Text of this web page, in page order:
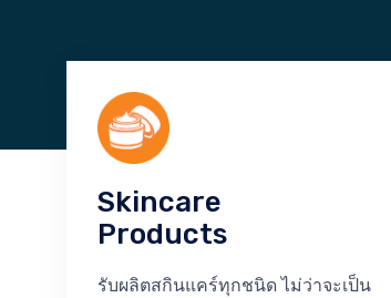
Skincare
Products
รับผลิตสกินแคร์ทุกชนิด ไม่ว่าจะเป็น